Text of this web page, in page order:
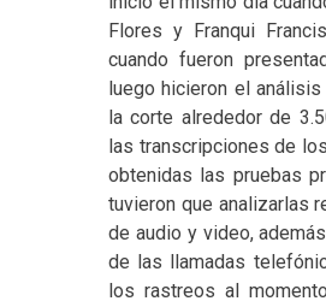
Flores y Franqui
cuando fueron
luego hicieron el
la corte alrededor de
las transcripciones de
obtenidas las pruebas
tuvieron que analizarlas
de audio y video,
de las llamadas
los rastreos al